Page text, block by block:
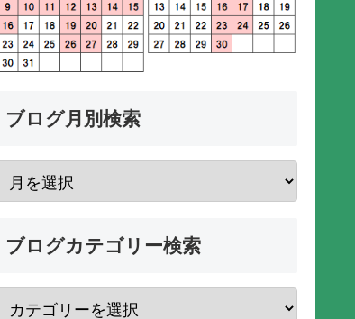
ブログ月別検索
ブログカテゴリー検索